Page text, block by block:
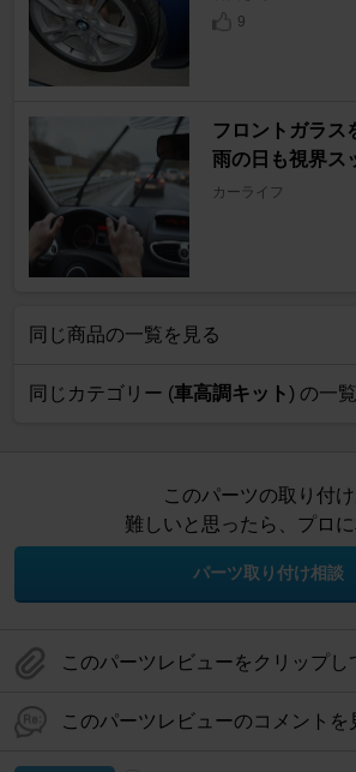
9
フロントガラス
雨の日も視界ス
カーライフ
同じ商品の一覧を見る
同じカテゴリー (車高調キット) の一
このパーツの取り付
難しいと思ったら、プロに
パーツ取り付け相談
このパーツレビューをクリップし
このパーツレビューのコメントを